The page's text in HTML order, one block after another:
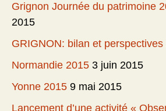
Grignon Journée du patrimoine
2015
GRIGNON: bilan et perspectives
Normandie 2015 3 juin 2015
Yonne 2015 9 mai 2015
Lancement d’une activité «